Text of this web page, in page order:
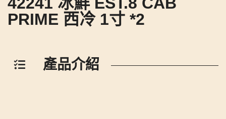
PRIME 西冷 1寸 *2
產品介紹